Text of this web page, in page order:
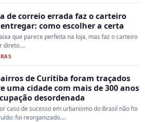
de correio errada faz o carteiro
como escolher a certa
que parece perfeita na loja, mas faz o carteiro
direto....
de Curitiba foram traçados
uma cidade com mais de 300 anos
desordenada
caso de sucesso em urbanismo do Brasil não foi
foi reorganizado....